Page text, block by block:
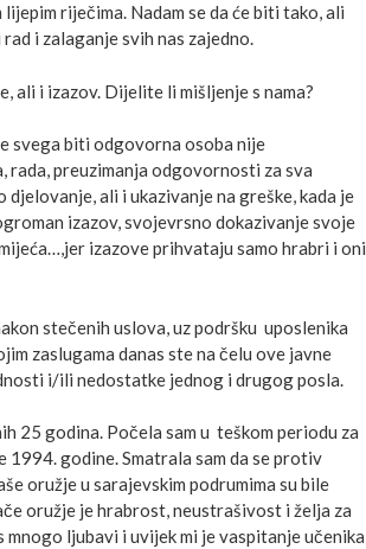
riječima. Nadam se da će biti tako, ali
i zalaganje svih nas zajedno.
ali i izazov. Dijelite li mišljenje s nama?
svega biti odgovorna osoba nije
rada, preuzimanja odgovornosti za sva
ali i ukazivanje na greške, kada je
izazov, svojevrsno dokazivanje svoje
izazove prihvataju samo hrabri i oni
stečenih uslova, uz podršku uposlenika
zaslugama danas ste na čelu ove javne
i/ili nedostatke jednog i drugog posla.
25 godina. Počela sam u teškom periodu za
1994. godine. Smatrala sam da se protiv
oružje u sarajevskim podrumima su bile
oružje je hrabrost, neustrašivost i želja za
mnogo ljubavi i uvijek mi je vaspitanje učenika